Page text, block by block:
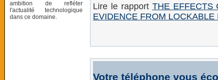
ambition de refléter
l'actualité technologique
dans ce domaine.
Lire le rapport THE EFFECTS
EVIDENCE FROM LOCKABLE
Votre téléphone vous